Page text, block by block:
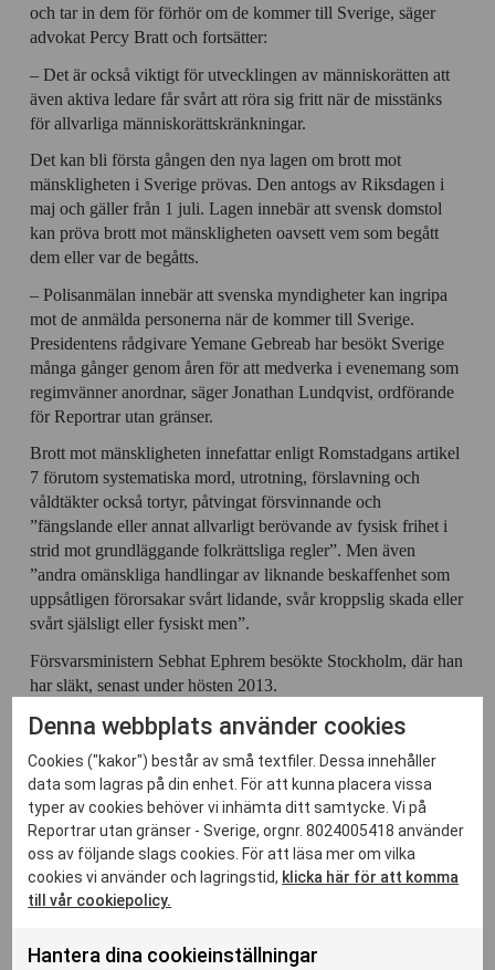
och tar in dem för förhör om de kommer till Sverige, säger
advokat Percy Bratt och fortsätter:
– Det är också viktigt för utvecklingen av människorätten att
även aktiva ledare får svårt att röra sig fritt när de misstänks
för allvarliga människorättskränkningar.
Det kan bli första gången den nya lagen om brott mot
mänskligheten i Sverige prövas. Den antogs av Riksdagen i
maj och gäller från 1 juli. Lagen innebär att svensk domstol
kan pröva brott mot mänskligheten oavsett vem som begått
dem eller var de begåtts.
– Polisanmälan innebär att svenska myndigheter kan ingripa
mot de anmälda personerna när de kommer till Sverige.
Presidentens rådgivare Yemane Gebreab har besökt Sverige
många gånger genom åren för att medverka i evenemang som
regimvänner anordnar, säger Jonathan Lundqvist, ordförande
för Reportrar utan gränser.
Brott mot mänskligheten innefattar enligt Romstadgans artikel
7 förutom systematiska mord, utrotning, förslavning och
våldtäkter också tortyr, påtvingat försvinnande och
”fängslande eller annat allvarligt berövande av fysisk frihet i
strid mot grundläggande folkrättsliga regler”. Men även
”andra omänskliga handlingar av liknande beskaffenhet som
uppsåtligen förorsakar svårt lidande, svår kroppslig skada eller
svårt själsligt eller fysiskt men”.
Försvarsministern Sebhat Ephrem besökte Stockholm, där han
har släkt, senast under hösten 2013.
Juristerna Jesús Alcalá, Percy Bratt och Prisca Orsonneau
(Reportrar utan gränsers juridiska samordnare i Paris) driver
tillsammans Dawit Isaaks sak inför Afrikanska kommissionen,
ett organ som övervakar att den afrikanska
människorättsstadgan följs. I samband med den processen har
svenska Reportrar utan gränser uppnått observatörsstatus i
Kommissionen.
￼￼￼￼￼￼￼￼￼￼￼￼￼￼￼￼￼￼￼￼￼￼￼￼
Denna webbplats använder cookies
Cookies ("kakor") består av små textfiler. Dessa innehåller
data som lagras på din enhet. För att kunna placera vissa
typer av cookies behöver vi inhämta ditt samtycke. Vi på
Reportrar utan gränser - Sverige, orgnr. 8024005418 använder
oss av följande slags cookies. För att läsa mer om vilka
cookies vi använder och lagringstid, klicka här för att komma
till vår cookiepolicy.
Hantera dina cookieinställningar